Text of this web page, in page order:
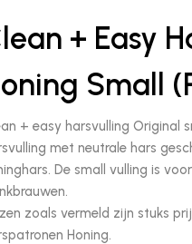
+ Easy
Small
+ easy harsvulling Original
met neutrale hars
De small vulling is
zoals vermeld zijn stuks
Honing.